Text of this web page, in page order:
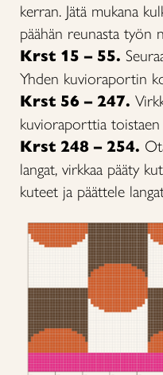
kerran. Jätä mukana
päähän reunasta työn
Krst 15 – 55.
Yhden kuvioraportin
Krst 56 – 247.
kuvioraporttia
Krst 248 – 254.
langat, virkkaa pääty
kuteet ja päättele